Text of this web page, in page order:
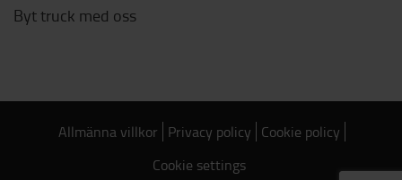
Byt truck med oss
Allmänna villkor Privacy policy Cookie policy
Cookie settings